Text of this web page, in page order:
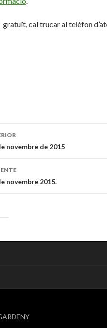
gratuït, cal trucar al telèfon
novembre de 2015
novembre 2015.